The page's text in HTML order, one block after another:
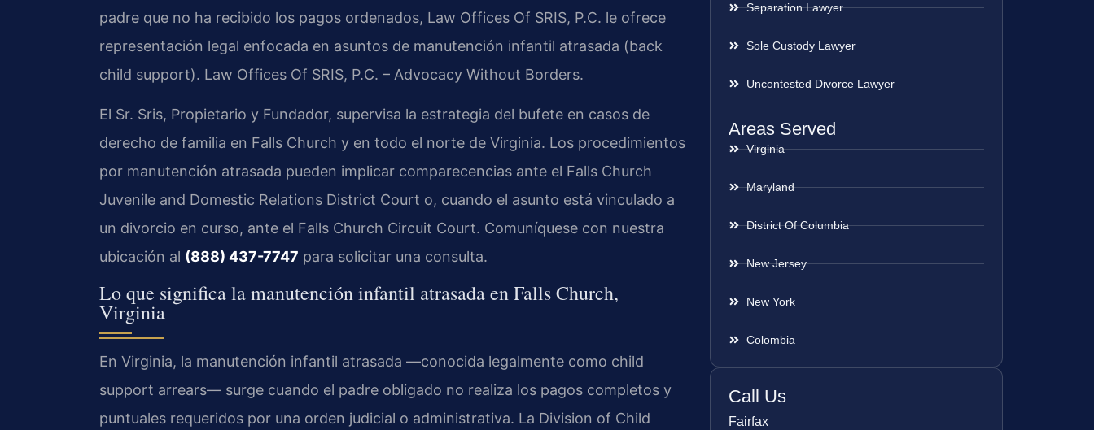
padre que no ha recibido los pagos ordenados, Law Offices Of SRIS, P.C. le ofrece
representación legal enfocada en asuntos de manutención infantil atrasada (back
child support). Law Offices Of SRIS, P.C. – Advocacy Without Borders.
El Sr. Sris, Propietario y Fundador, supervisa la estrategia del bufete en casos de
derecho de familia en Falls Church y en todo el norte de Virginia. Los procedimientos
por manutención atrasada pueden implicar comparecencias ante el Falls Church
Juvenile and Domestic Relations District Court o, cuando el asunto está vinculado a
un divorcio en curso, ante el Falls Church Circuit Court. Comuníquese con nuestra
ubicación al (888) 437-7747 para solicitar una consulta.
Lo que significa la manutención infantil atrasada en Falls Church,
Virginia
En Virginia, la manutención infantil atrasada —conocida legalmente como child
support arrears— surge cuando el padre obligado no realiza los pagos completos y
puntuales requeridos por una orden judicial o administrativa. La Division of Child
Separation Lawyer
Sole Custody Lawyer
Uncontested Divorce Lawyer
Areas Served
Virginia
Maryland
District Of Columbia
New Jersey
New York
Colombia
Call Us
Fairfax